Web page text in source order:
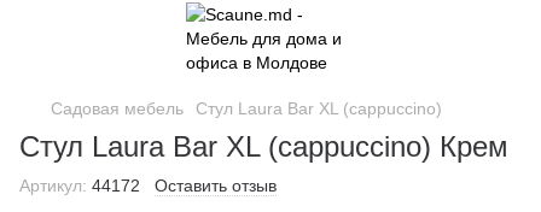
Садовая мебель Стул Laura Bar XL (cappuccino)
Стул Laura Bar XL (cappuccino) Крем
Артикул: 44172 Оставить отзыв